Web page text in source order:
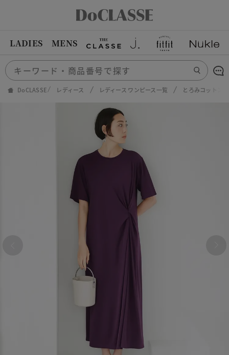
LADIES MENS
DoCLASSE レディース レディース ワンピース一覧 とろみコットン